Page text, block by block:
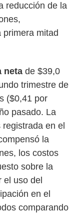
reducción de la
mitad
neta de $39,0
trimestre de
($0,41 por
pasado. La
en el
la
los costos
sobre la
el uso del
en el
comparando